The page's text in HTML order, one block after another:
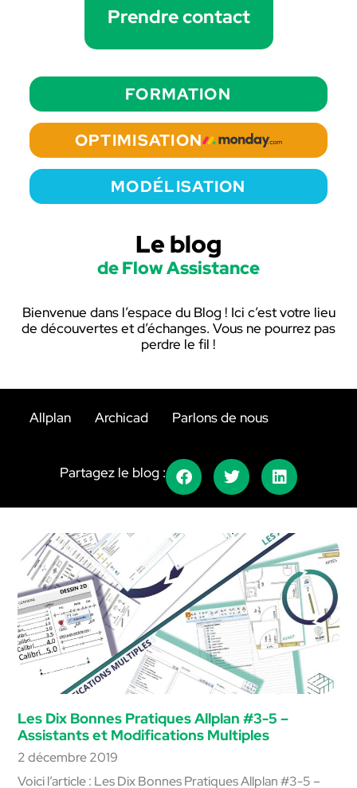
Prendre contact
FORMATION
OPTIMISATION
MODÉLISATION
Le blog
de Flow Assistance
Bienvenue dans l’espace du Blog ! Ici c’est votre lieu
de découvertes et d’échanges. Vous ne pourrez pas
perdre le fil !
Allplan Archicad Parlons de nous
Partagez le blog :
Les Dix Bonnes Pratiques Allplan #3-5 –
Assistants et Modifications Multiples
2 décembre 2019
Voici l’article : Les Dix Bonnes Pratiques Allplan #3-5 –